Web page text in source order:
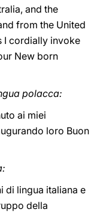
and the
from the United
I cordially invoke
New born
polacca:
ai miei
loro Buon
di lingua italiana e
della